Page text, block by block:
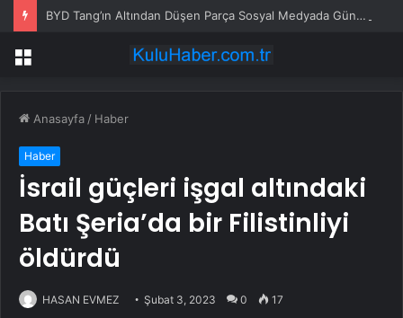
BYD Tang’ın Altından Düşen Parça Sosyal Medyada Gündem Oldu
Menü
Anasayfa / Haber
Haber
İsrail güçleri işgal altındaki
Batı Şeria’da bir Filistinliyi
öldürdü
HASAN EVMEZ Şubat 3, 2023 0 17